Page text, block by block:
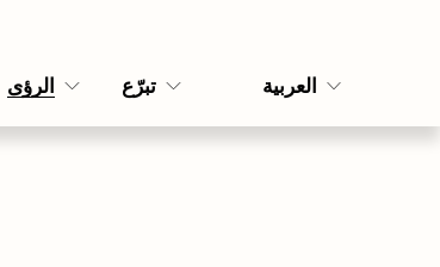
الرؤى تبرّع العربية